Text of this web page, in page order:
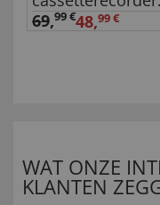
met DAB+
69,99 €48,99 €
WAT ONZE
KLANTEN